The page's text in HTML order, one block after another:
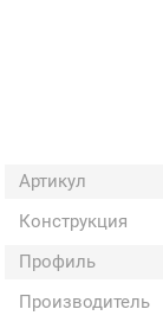
Артикул
Конструкция
Профиль
Производитель